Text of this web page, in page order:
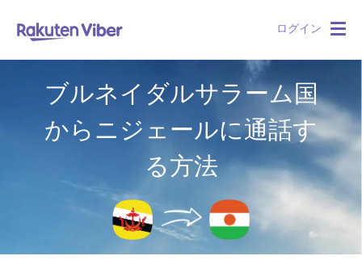
ログイン
ブルネイダルサラーム国
からニジェールに通話す
る方法